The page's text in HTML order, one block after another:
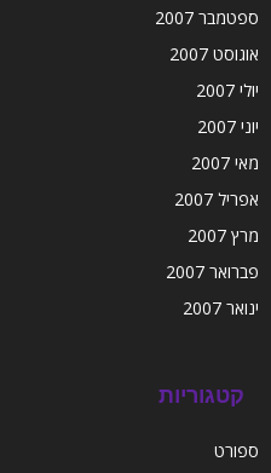
ספטמבר 2007
אוגוסט 2007
יולי 2007
יוני 2007
מאי 2007
אפריל 2007
מרץ 2007
פברואר 2007
ינואר 2007
קטגוריות
ספורט